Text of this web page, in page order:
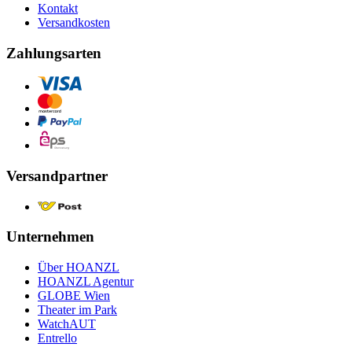
Kontakt
Versandkosten
Zahlungsarten
Versandpartner
Unternehmen
Über HOANZL
HOANZL Agentur
GLOBE Wien
Theater im Park
WatchAUT
Entrello